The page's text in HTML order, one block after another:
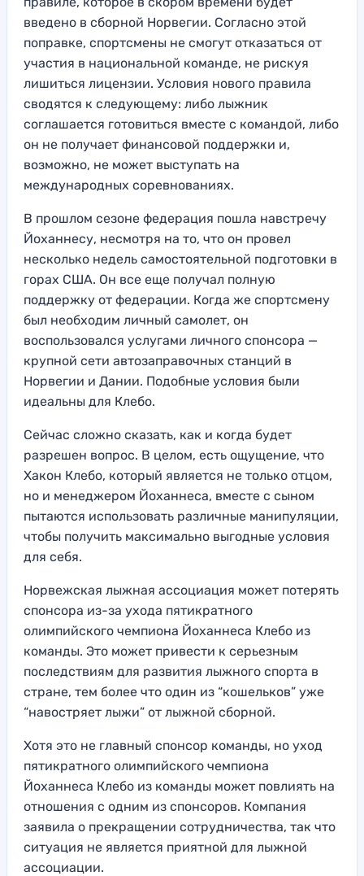
введено в сборной Норвегии. Согласно этой
поправке, спортсмены не смогут отказаться от
участия в национальной команде, не рискуя
лишиться лицензии. Условия нового правила
сводятся к следующему: либо лыжник
соглашается готовиться вместе с командой, либо
он не получает финансовой поддержки и,
возможно, не может выступать на
международных соревнованиях.
В прошлом сезоне федерация пошла навстречу
Йоханнесу, несмотря на то, что он провел
несколько недель самостоятельной подготовки в
горах США. Он все еще получал полную
поддержку от федерации. Когда же спортсмену
был необходим личный самолет, он
воспользовался услугами личного спонсора —
крупной сети автозаправочных станций в
Норвегии и Дании. Подобные условия были
идеальны для Клебо.
Сейчас сложно сказать, как и когда будет
разрешен вопрос. В целом, есть ощущение, что
Хакон Клебо, который является не только отцом,
но и менеджером Йоханнеса, вместе с сыном
пытаются использовать различные манипуляции,
чтобы получить максимально выгодные условия
для себя.
Норвежская лыжная ассоциация может потерять
спонсора из-за ухода пятикратного
олимпийского чемпиона Йоханнеса Клебо из
команды. Это может привести к серьезным
последствиям для развития лыжного спорта в
стране, тем более что один из “кошельков” уже
“навостряет лыжи” от лыжной сборной.
Хотя это не главный спонсор команды, но уход
пятикратного олимпийского чемпиона
Йоханнеса Клебо из команды может повлиять на
отношения с одним из спонсоров. Компания
заявила о прекращении сотрудничества, так что
ситуация не является приятной для лыжной
ассоциации.